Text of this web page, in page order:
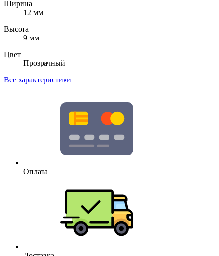
Ширина
12 мм
Высота
9 мм
Цвет
Прозрачный
Все характеристики
Оплата